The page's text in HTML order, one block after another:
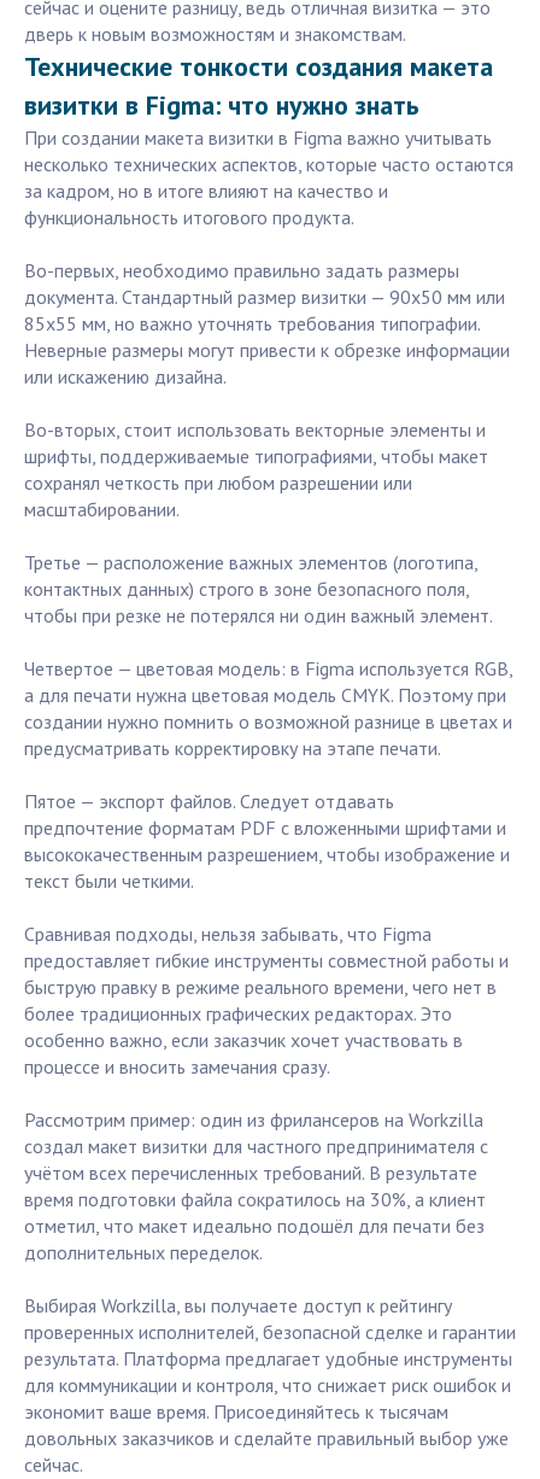
сейчас и оцените разницу, ведь отличная визитка — это
дверь к новым возможностям и знакомствам.
Технические тонкости создания макета
визитки в Figma: что нужно знать
При создании макета визитки в Figma важно учитывать
несколько технических аспектов, которые часто остаются
за кадром, но в итоге влияют на качество и
функциональность итогового продукта.
Во-первых, необходимо правильно задать размеры
документа. Стандартный размер визитки — 90x50 мм или
85x55 мм, но важно уточнять требования типографии.
Неверные размеры могут привести к обрезке информации
или искажению дизайна.
Во-вторых, стоит использовать векторные элементы и
шрифты, поддерживаемые типографиями, чтобы макет
сохранял четкость при любом разрешении или
масштабировании.
Третье — расположение важных элементов (логотипа,
контактных данных) строго в зоне безопасного поля,
чтобы при резке не потерялся ни один важный элемент.
Четвертое — цветовая модель: в Figma используется RGB,
а для печати нужна цветовая модель CMYK. Поэтому при
создании нужно помнить о возможной разнице в цветах и
предусматривать корректировку на этапе печати.
Пятое — экспорт файлов. Следует отдавать
предпочтение форматам PDF с вложенными шрифтами и
высококачественным разрешением, чтобы изображение и
текст были четкими.
Сравнивая подходы, нельзя забывать, что Figma
предоставляет гибкие инструменты совместной работы и
быструю правку в режиме реального времени, чего нет в
более традиционных графических редакторах. Это
особенно важно, если заказчик хочет участвовать в
процессе и вносить замечания сразу.
Рассмотрим пример: один из фрилансеров на Workzilla
создал макет визитки для частного предпринимателя с
учётом всех перечисленных требований. В результате
время подготовки файла сократилось на 30%, а клиент
отметил, что макет идеально подошёл для печати без
дополнительных переделок.
Выбирая Workzilla, вы получаете доступ к рейтингу
проверенных исполнителей, безопасной сделке и гарантии
результата. Платформа предлагает удобные инструменты
для коммуникации и контроля, что снижает риск ошибок и
экономит ваше время. Присоединяйтесь к тысячам
довольных заказчиков и сделайте правильный выбор уже
сейчас.